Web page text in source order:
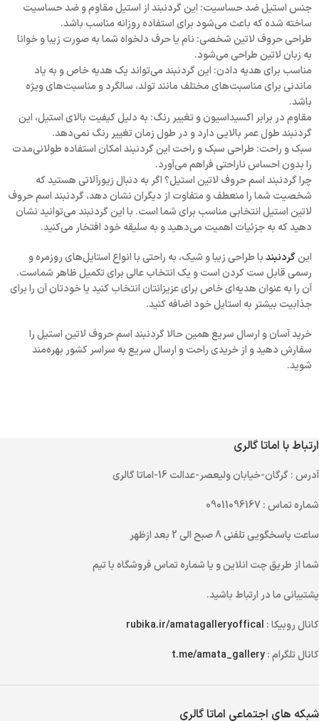
جنس استیل ضد حساسیت: این گردنبند از استیل مقاوم و ضد حساسیت
ساخته شده که باعث می‌شود برای استفاده روزانه مناسب باشد.
طراحی حروف لاتین شخصی: نام یا حرف دلخواه شما به صورت زیبا و خوانا
به زبان لاتین طراحی می‌شود.
مناسب برای هدیه دادن: این گردنبند می‌تواند یک هدیه خاص و به یاد
ماندنی برای مناسبت‌های مختلف مانند تولد، سالگرد و مناسبت‌های ویژه
باشد.
مقاوم در برابر اکسیداسیون و تغییر رنگ: به دلیل کیفیت بالای استیل، این
گردنبند طول عمر بالایی دارد و در طول زمان تغییر رنگ نمی‌دهد.
سبک و راحت: طراحی سبک و راحت این گردنبند امکان استفاده طولانی‌مدت
را بدون احساس ناراحتی فراهم می‌آورد.
چرا گردنبند اسم حروف لاتین استیل؟اگر به دنبال زیورآلاتی هستید که
شخصیت شما را منعطف و متفاوت از دیگران نشان دهد، گردنبند اسم حروف
لاتین استیل انتخابی مناسب برای شما است. با این گردنبند می‌توانید نشان
دهید که به جزئیات اهمیت می‌دهید و به سلیقه خود افتخار می‌کنید.
اینگردنبندبا طراحی زیبا و شیک، به راحتی با انواع استایل‌های روزمره و
رسمی قابل ست کردن است و یک انتخاب عالی برای تکمیل ظاهر شماست.
آن را به عنوان هدیه‌ای خاص برای عزیزانتان انتخاب کنید یا خودتان آن را برای
جذابیت بیشتر به استایل خود اضافه کنید.
خرید آسان و ارسال سریعهمین حالا گردنبند اسم حروف لاتین استیل را
سفارش دهید و از خریدی راحت و ارسال سریع به سراسر کشور بهره‌مند
شوید.
ارتباط با اماتا گالری
آدرس: گرگان-خیابان ولیعصر-عدالت 16-اماتا گالری
شماره تماس: 09011096167
ساعت پاسخگویی تلفنی
شما از طریقچت انلاینو یاشماره تماسفروشگاه با تیم
پشتیبانی ما در ارتباط باشید.
کانال روبیکا : rubika.ir/amatagalleryoffical
کانال تلگرام :t.me/amata_gallery
شبکه های اجتماعی اماتا گالری